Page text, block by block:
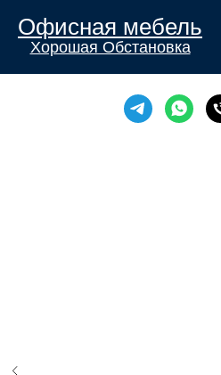
Офисная мебель
Хорошая Обстановка